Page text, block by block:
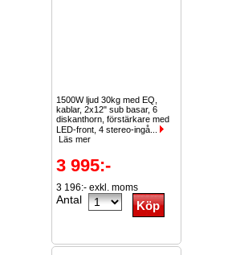
1500W ljud 30kg med EQ,
kablar, 2x12" sub basar, 6
diskanthorn, förstärkare med
LED-front, 4 stereo-ingå...
Läs mer
3 995:-
3 196:- exkl. moms
Antal